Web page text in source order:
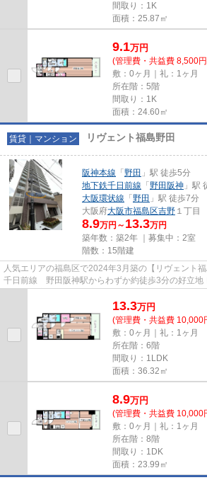
間取り：1K
面積：25.87㎡
9.1万円
(管理費・共益費 8,500
敷：0ヶ月｜礼：1ヶ月
所在階：5階
間取り：1K
面積：24.60㎡
賃貸｜マンション リヴェント福島野田
阪神本線 「 野田 」駅 徒歩5分
地下鉄千日前線 「 野田阪神 」駅
大阪環状線 「 野田 」駅 徒歩7分
大阪府大阪市福島区吉野 １丁目
8.9万円～ 13.3万円
築年数：築2年 ｜募集中： 2室
階数：15階建
人気エリアの福島区で2024年3月築の【リヴェント
千日前線 野田阪神駅からわずか約徒歩3分の好立地
13.3万円
(管理費・共益費 10,000
敷：0ヶ月｜礼：1ヶ月
所在階：6階
間取り：1LDK
面積：36.32㎡
8.9万円
(管理費・共益費 10,000
敷：0ヶ月｜礼：1ヶ月
所在階：8階
間取り：1DK
面積：23.99㎡